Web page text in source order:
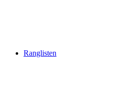
Ranglisten